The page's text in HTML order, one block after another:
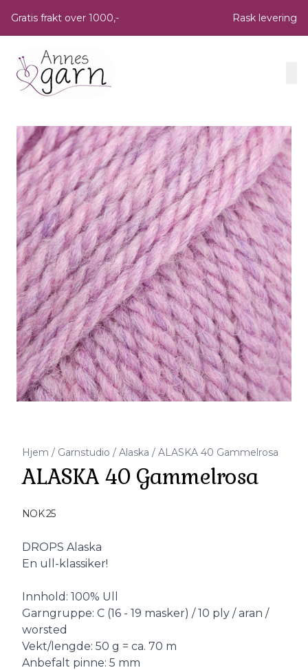
Gratis frakt over 1000,- Rask levering
Hjem / Garnstudio / Alaska / ALASKA 40 Gammelrosa
ALASKA 40 Gammelrosa
NOK 25
Description
DROPS Alaska
En ull-klassiker!
Innhold: 100% Ull
Garngruppe: C (16 - 19 masker) / 10 ply / aran /
worsted
Vekt/lengde: 50 g = ca. 70 m
Anbefalt pinne: 5 mm